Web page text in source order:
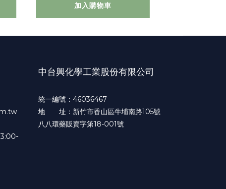
加入購物車
中台興化學工業股份有限公司
統一編號：46036467
地 址：新竹市香山區牛埔南路105號
八八環藥販賣字第18-001號